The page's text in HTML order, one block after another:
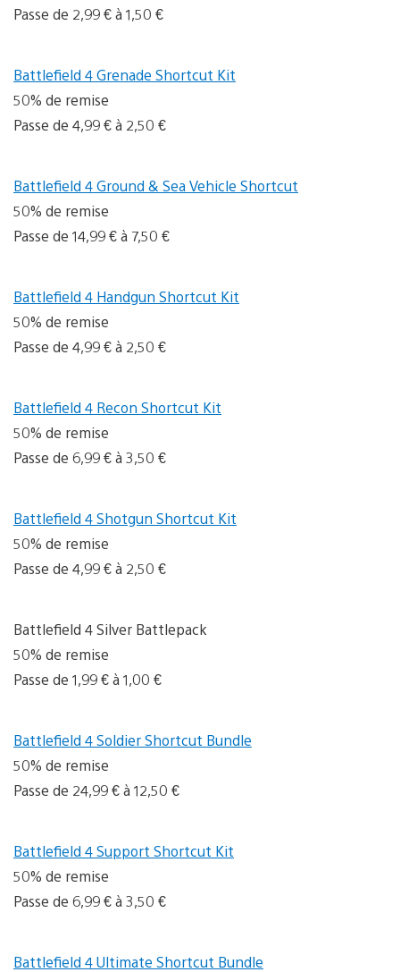
Passe de 2,99 € à 1,50 €
Battlefield 4 Grenade Shortcut Kit
50% de remise
Passe de 4,99 € à 2,50 €
Battlefield 4 Ground & Sea Vehicle Shortcut
50% de remise
Passe de 14,99 € à 7,50 €
Battlefield 4 Handgun Shortcut Kit
50% de remise
Passe de 4,99 € à 2,50 €
Battlefield 4 Recon Shortcut Kit
50% de remise
Passe de 6,99 € à 3,50 €
Battlefield 4 Shotgun Shortcut Kit
50% de remise
Passe de 4,99 € à 2,50 €
Battlefield 4 Silver Battlepack
50% de remise
Passe de 1,99 € à 1,00 €
Battlefield 4 Soldier Shortcut Bundle
50% de remise
Passe de 24,99 € à 12,50 €
Battlefield 4 Support Shortcut Kit
50% de remise
Passe de 6,99 € à 3,50 €
Battlefield 4 Ultimate Shortcut Bundle